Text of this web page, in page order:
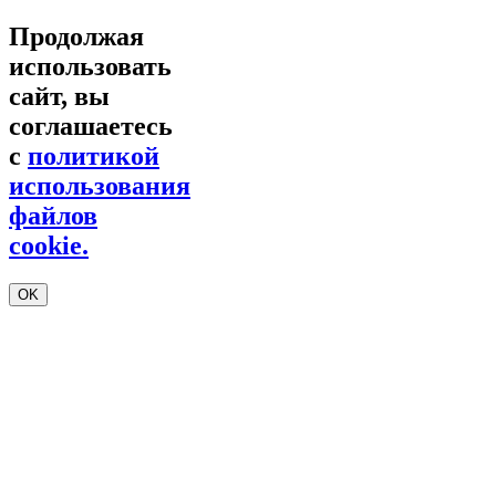
Продолжая
использовать
сайт, вы
соглашаетесь
с политикой
использования
файлов
cookie.
OK